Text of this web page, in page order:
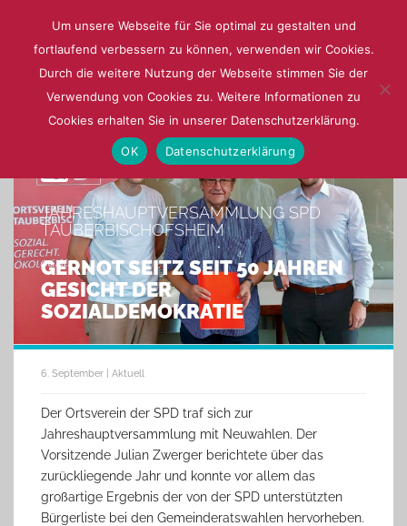
Menu
JAHRESHAUPTVERSAMMLUNG SPD
TAUBERBISCHOFSHEIM
GERNOT SEITZ SEIT 50 JAHREN
GESICHT DER
SOZIALDEMOKRATIE
6. September | Aktuell
Der Ortsverein der SPD traf sich zur
Jahreshauptversammlung mit Neuwahlen. Der
Vorsitzende Julian Zwerger berichtete über das
zurückliegende Jahr und konnte vor allem das
großartige Ergebnis der von der SPD unterstützten
Bürgerliste bei den Gemeinderatswahlen hervorheben.
Um unsere Webseite für Sie optimal zu gestalten und
fortlaufend verbessern zu können, verwenden wir Cookies.
Durch die weitere Nutzung der Webseite stimmen Sie der
Verwendung von Cookies zu. Weitere Informationen zu
Cookies erhalten Sie in unserer Datenschutzerklärung.
OK Datenschutzerklärung